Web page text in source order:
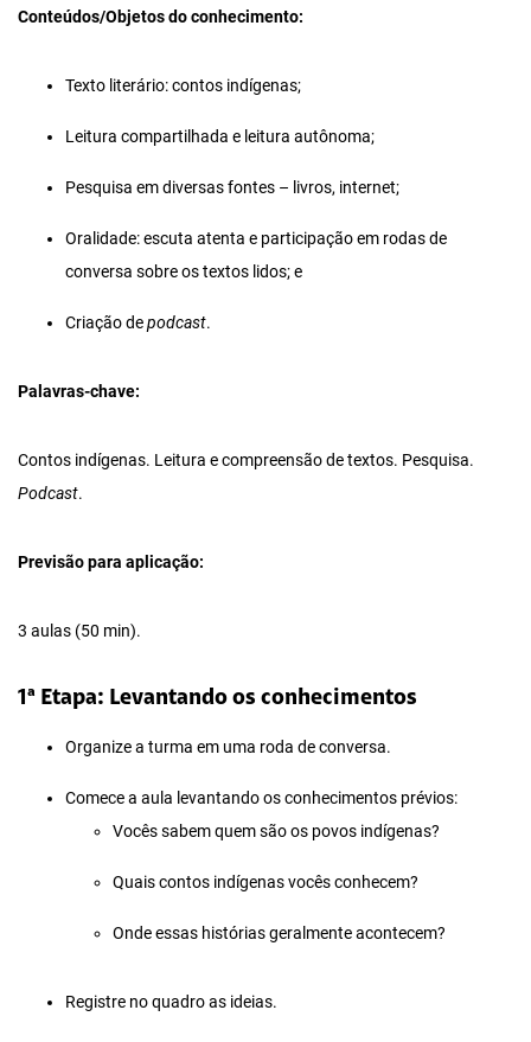
Conteúdos/Objetos do conhecimento:
Texto literário: contos indígenas;
Leitura compartilhada e leitura autônoma;
Pesquisa em diversas fontes – livros, internet;
Oralidade: escuta atenta e participação em rodas de
conversa sobre os textos lidos; e
Criação depodcast.
Palavras-chave:
Contos indígenas. Leitura e compreensão de textos. Pesquisa.
Podcast.
Previsão para aplicação:
3 aulas (50 min).
1ª Etapa: Levantando os conhecimentos
Organize a turma em uma roda de conversa.
Comece a aula levantando os conhecimentos prévios:
Vocês sabem quem são os povos indígenas?
Quais contos indígenas vocês conhecem?
Onde essas histórias geralmente acontecem?
Registre no quadro as ideias.